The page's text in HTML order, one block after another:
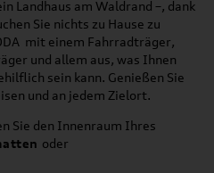
Landhaus am Waldrand –, dank
Sie nichts zu Hause zu
mit einem Fahrradträger,
und allem aus, was Ihnen
sein kann. Genießen Sie
und an jedem Zielort.
Sie den Innenraum Ihres
oder